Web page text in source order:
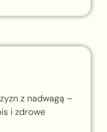
z nadwagą –
i zdrowe